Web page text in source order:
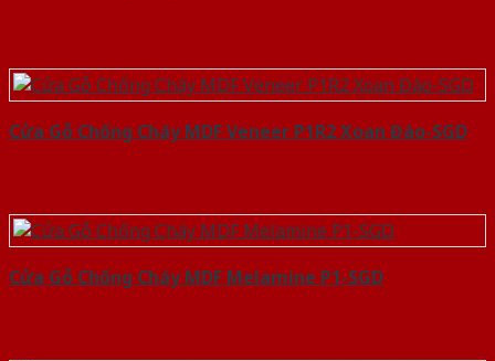
Cửa Gỗ Chống Cháy MDF Veneer P1R2 Xoan Đào-SGD
Cửa Gỗ Chống Cháy MDF Melamine P1-SGD